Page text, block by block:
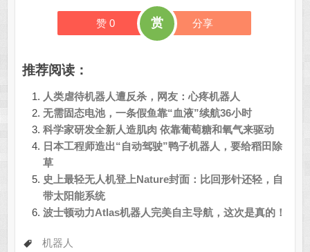
赞 0 赏 分享
推荐阅读：
人类虐待机器人遭反杀，网友：心疼机器人
无需固态电池，一条假鱼靠“血液”续航36小时
科学家研发全新人造肌肉 依靠葡萄糖和氧气来驱动
日本工程师造出“自动驾驶”鸭子机器人，要给稻田除
草
史上最轻无人机登上Nature封面：比回形针还轻，自
带太阳能系统
波士顿动力Atlas机器人完美自主导航，这次是真的！
机器人